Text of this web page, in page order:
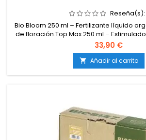
Reseña(s):
Bio·Bloom 250 ml – Fertilizante líquido
de floración.Top·Max 250 ml –
aumenta la producción de flores, resina y
250 ml – Bioestimulante revitalizante
absorción de nutrientes y potencia la
33,90 €
 Añadir al carrito